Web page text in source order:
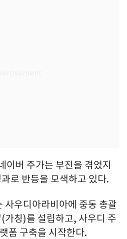
이버 주가는 부진을 겪었지
로 반등을 모색하고 있다.
사우디아라비아에 중동 총괄
칭)를 설립하고, 사우디 주
폼 구축을 시작한다.